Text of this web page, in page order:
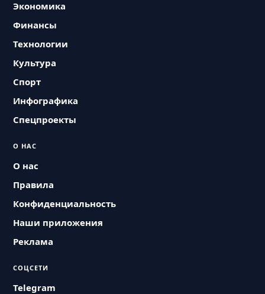
Экономика
Финансы
Технологии
Культура
Спорт
Инфографика
Спецпроекты
О НАС
О нас
Правила
Конфиденциальность
Наши приложения
Реклама
СОЦСЕТИ
Telegram